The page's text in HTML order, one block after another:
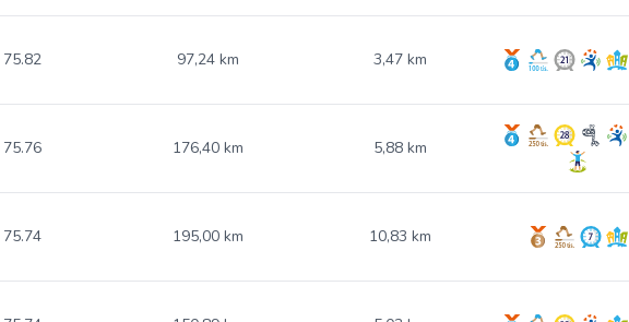
75.82 97,24 km 3,47 km
75.76 176,40 km 5,88 km
75.74 195,00 km 10,83 km